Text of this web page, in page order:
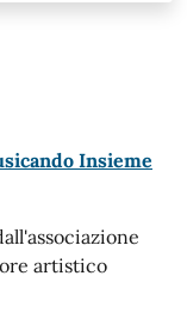
Insieme
artistico